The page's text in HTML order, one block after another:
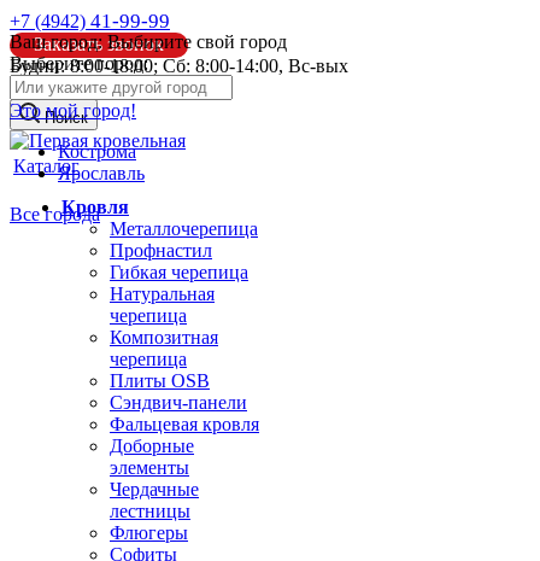
Ваш город: Выбирите свой город
Выберите город:
Это мой город!
Кострома
Ярославль
Все города
+7 (4942) 41-99-99
Заказать звонок
Будни: 8:00-18:00; Сб: 8:00-14:00, Вс-вых
info@pk44.ru
Поиск
Каталог
Кровля
Металлочерепица
Профнастил
Гибкая черепица
Натуральная
черепица
Композитная
черепица
Плиты OSB
Сэндвич-панели
Фальцевая кровля
Доборные
элементы
Чердачные
лестницы
Флюгеры
Софиты